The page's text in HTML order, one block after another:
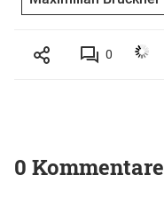
0
0 Kommentare